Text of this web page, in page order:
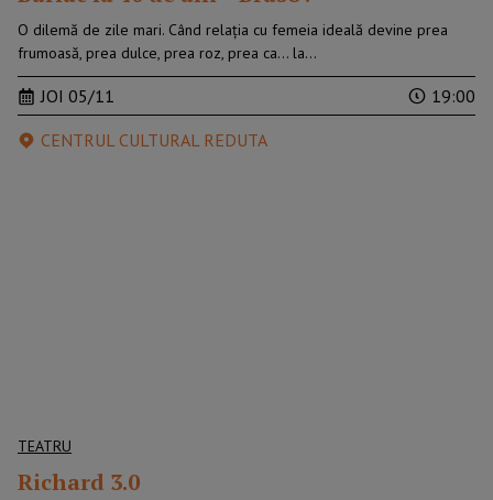
O dilemă de zile mari. Când relația cu femeia ideală devine prea
frumoasă, prea dulce, prea roz, prea ca... la…
JOI 05/11
19:00
CENTRUL CULTURAL REDUTA
TEATRU
Richard 3.0